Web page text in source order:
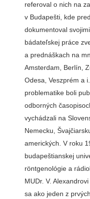
referoval o nich na
v Budapešti, kde
dokumentoval
bádateľskej práce
a prednáškach na
Amsterdam, Berlín,
Odesa, Veszprém a
problematike boli
odborných
vychádzali na
Nemecku,
amerických. V roku
budapeštianskej
röntgenológie a
MUDr. V.
sa ako jeden z